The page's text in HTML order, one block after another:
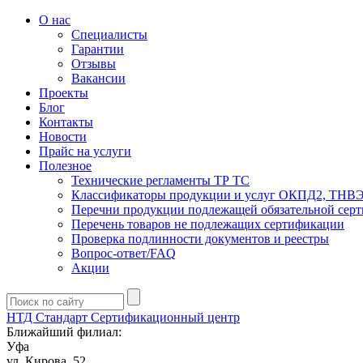
О нас
Специалисты
Гарантии
Отзывы
Вакансии
Проекты
Блог
Контакты
Новости
Прайс на услуги
Полезное
Технические регламенты ТР ТС
Классификаторы продукции и услуг ОКПД2,
Перечни продукции подлежащей обязательной
Перечень товаров не подлежащих сертификации
Проверка подлинности документов и реестры
Вопрос-ответ/FAQ
Акции
НТД Стандарт Сертификационный центр
Ближайший филиал:
Уфа